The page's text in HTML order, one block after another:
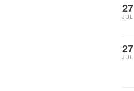
27
JUL
27
JUL